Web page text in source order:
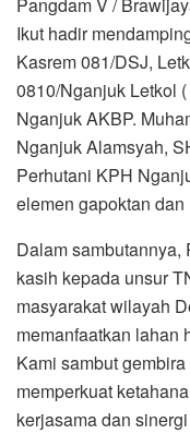
Pangdam V /
Ikut hadir
Kasrem 081/DSJ,
0810/Nganjuk Letkol
Nganjuk AKBP.
Nganjuk Alamsyah,
Perhutani KPH
elemen gapoktan dan
Dalam sambutannya,
kasih kepada unsur
masyarakat wilayah
memanfaatkan lahan
Kami sambut
memperkuat
kerjasama dan